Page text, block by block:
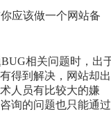
应该做一个网站备
相关问题时，出
得到解决，网站却出
人员有比较大的嫌
询的问题也只能通过